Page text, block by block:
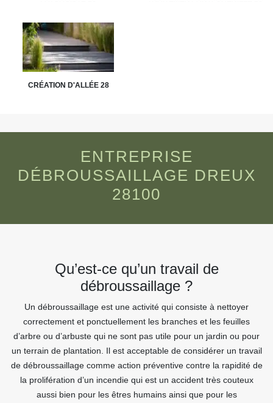
CRÉATION D'ALLÉE 28
ENTREPRISE
DÉBROUSSAILLAGE DREUX
28100
Qu’est-ce qu’un travail de
débroussaillage ?
Un débroussaillage est une activité qui consiste à nettoyer
correctement et ponctuellement les branches et les feuilles
d’arbre ou d’arbuste qui ne sont pas utile pour un jardin ou pour
un terrain de plantation. Il est acceptable de considérer un travail
de débroussaillage comme action préventive contre la rapidité de
la prolifération d’un incendie qui est un accident très couteux
aussi bien pour les êtres humains ainsi que pour les